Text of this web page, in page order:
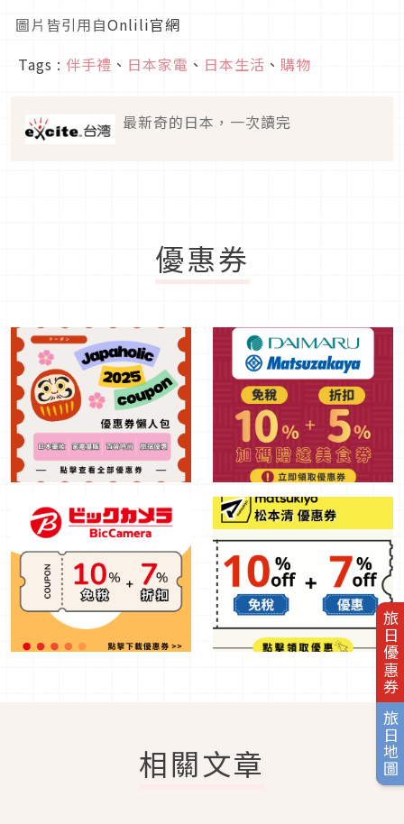
旅日優惠券
旅日地圖
圖片皆引用自Onlili官網
Tags : 伴手禮 、 日本家電 、 日本生活 、 購物
最新奇的日本，一次讀完
優惠券
相關文章